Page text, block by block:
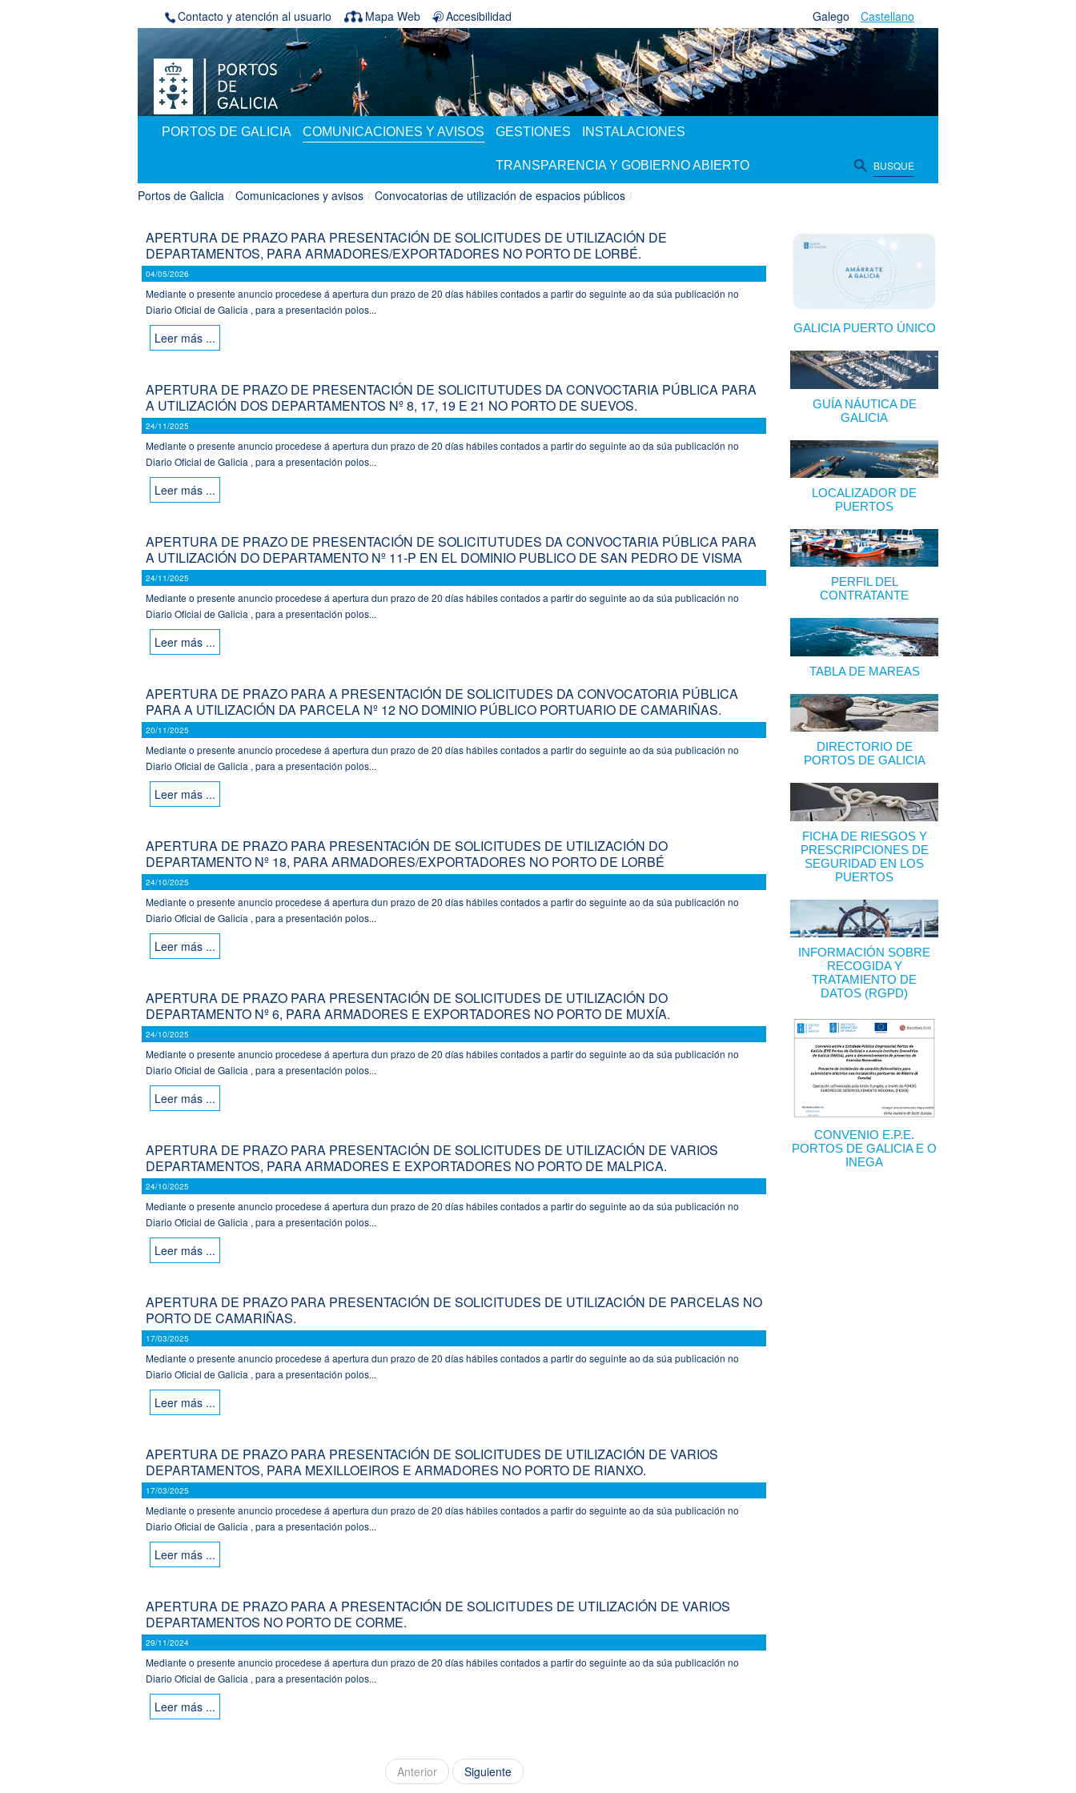
Contacto y atención al usuario Mapa Web Accesibilidad Galego Castellano
PORTOS DE GALICIA COMUNICACIONES Y AVISOS GESTIONES INSTALACIONES
TRANSPARENCIA Y GOBIERNO ABIERTO BUSQUE
Portos de Galicia / Comunicaciones y avisos / Convocatorias de utilización de espacios públicos /
GALICIA PUERTO ÚNICO
GUÍA NÁUTICA DE
GALICIA
LOCALIZADOR DE
PUERTOS
PERFIL DEL
CONTRATANTE
TABLA DE MAREAS
DIRECTORIO DE
PORTOS DE GALICIA
FICHA DE RIESGOS Y
PRESCRIPCIONES DE
SEGURIDAD EN LOS
PUERTOS
INFORMACIÓN SOBRE
RECOGIDA Y
TRATAMIENTO DE
DATOS (RGPD)
CONVENIO E.P.E.
PORTOS DE GALICIA E O
INEGA
APERTURA DE PRAZO PARA PRESENTACIÓN DE SOLICITUDES DE UTILIZACIÓN DE
DEPARTAMENTOS, PARA ARMADORES/EXPORTADORES NO PORTO DE LORBÉ.
04/05/2026
Mediante o presente anuncio procedese á apertura dun prazo de 20 días hábiles contados a partir do seguinte ao da súa publicación no
Diario Oficial de Galicia , para a presentación polos...
Leer más ...
APERTURA DE PRAZO DE PRESENTACIÓN DE SOLICITUTUDES DA CONVOCTARIA PÚBLICA PARA
A UTILIZACIÓN DOS DEPARTAMENTOS Nº 8, 17, 19 E 21 NO PORTO DE SUEVOS.
24/11/2025
Mediante o presente anuncio procedese á apertura dun prazo de 20 días hábiles contados a partir do seguinte ao da súa publicación no
Diario Oficial de Galicia , para a presentación polos...
Leer más ...
APERTURA DE PRAZO DE PRESENTACIÓN DE SOLICITUTUDES DA CONVOCTARIA PÚBLICA PARA
A UTILIZACIÓN DO DEPARTAMENTO Nº 11-P EN EL DOMINIO PUBLICO DE SAN PEDRO DE VISMA
24/11/2025
Mediante o presente anuncio procedese á apertura dun prazo de 20 días hábiles contados a partir do seguinte ao da súa publicación no
Diario Oficial de Galicia , para a presentación polos...
Leer más ...
APERTURA DE PRAZO PARA A PRESENTACIÓN DE SOLICITUDES DA CONVOCATORIA PÚBLICA
PARA A UTILIZACIÓN DA PARCELA Nº 12 NO DOMINIO PÚBLICO PORTUARIO DE CAMARIÑAS.
20/11/2025
Mediante o presente anuncio procedese á apertura dun prazo de 20 días hábiles contados a partir do seguinte ao da súa publicación no
Diario Oficial de Galicia , para a presentación polos...
Leer más ...
APERTURA DE PRAZO PARA PRESENTACIÓN DE SOLICITUDES DE UTILIZACIÓN DO
DEPARTAMENTO Nº 18, PARA ARMADORES/EXPORTADORES NO PORTO DE LORBÉ
24/10/2025
Mediante o presente anuncio procedese á apertura dun prazo de 20 días hábiles contados a partir do seguinte ao da súa publicación no
Diario Oficial de Galicia , para a presentación polos...
Leer más ...
APERTURA DE PRAZO PARA PRESENTACIÓN DE SOLICITUDES DE UTILIZACIÓN DO
DEPARTAMENTO Nº 6, PARA ARMADORES E EXPORTADORES NO PORTO DE MUXÍA.
24/10/2025
Mediante o presente anuncio procedese á apertura dun prazo de 20 días hábiles contados a partir do seguinte ao da súa publicación no
Diario Oficial de Galicia , para a presentación polos...
Leer más ...
APERTURA DE PRAZO PARA PRESENTACIÓN DE SOLICITUDES DE UTILIZACIÓN DE VARIOS
DEPARTAMENTOS, PARA ARMADORES E EXPORTADORES NO PORTO DE MALPICA.
24/10/2025
Mediante o presente anuncio procedese á apertura dun prazo de 20 días hábiles contados a partir do seguinte ao da súa publicación no
Diario Oficial de Galicia , para a presentación polos...
Leer más ...
APERTURA DE PRAZO PARA PRESENTACIÓN DE SOLICITUDES DE UTILIZACIÓN DE PARCELAS NO
PORTO DE CAMARIÑAS.
17/03/2025
Mediante o presente anuncio procedese á apertura dun prazo de 20 días hábiles contados a partir do seguinte ao da súa publicación no
Diario Oficial de Galicia , para a presentación polos...
Leer más ...
APERTURA DE PRAZO PARA PRESENTACIÓN DE SOLICITUDES DE UTILIZACIÓN DE VARIOS
DEPARTAMENTOS, PARA MEXILLOEIROS E ARMADORES NO PORTO DE RIANXO.
17/03/2025
Mediante o presente anuncio procedese á apertura dun prazo de 20 días hábiles contados a partir do seguinte ao da súa publicación no
Diario Oficial de Galicia , para a presentación polos...
Leer más ...
APERTURA DE PRAZO PARA A PRESENTACIÓN DE SOLICITUDES DE UTILIZACIÓN DE VARIOS
DEPARTAMENTOS NO PORTO DE CORME.
29/11/2024
Mediante o presente anuncio procedese á apertura dun prazo de 20 días hábiles contados a partir do seguinte ao da súa publicación no
Diario Oficial de Galicia , para a presentación polos...
Leer más ...
Anterior Siguiente